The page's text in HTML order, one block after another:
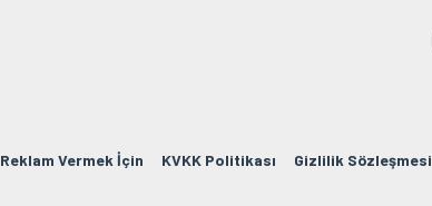
Reklam Vermek İçin KVKK Politikası Gizlilik Sözleşmesi